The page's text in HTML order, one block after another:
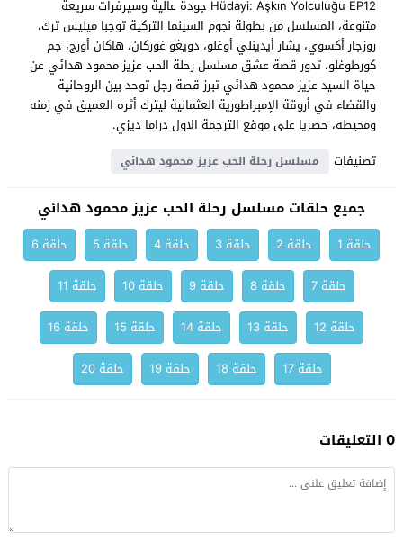
Hüdayi: Aşkın Yolculuğu EP12 جودة عالية وسيرفرات سريعة
متنوعة، المسلسل من بطولة نجوم السينما التركية توجبا ميليس ترك،
روزجار أكسوي، يشار أيدينلي أوغلو، دويغو غوركان، هاكان أورج، جم
كورطوغلو، تدور قصة عشق مسلسل رحلة الحب عزيز محمود هدائي عن
حياة السيد عزيز محمود هدائي تبرز قصة رجل توحد بين الروحانية
والقضاء في أروقة الإمبراطورية العثمانية ليترك أثره العميق في زمنه
ومحيطه، حصريا على موقع الترجمة الاول دراما ديزي.
تصنيفات
مسلسل رحلة الحب عزيز محمود هدائي
جميع حلقات مسلسل رحلة الحب عزيز محمود هدائي
حلقة 1 حلقة 2 حلقة 3 حلقة 4 حلقة 5
حلقة 6
حلقة 7
حلقة 8 حلقة 9 حلقة 10
حلقة 11
حلقة 12
حلقة 13 حلقة 14 حلقة 15
حلقة 16
حلقة 17
حلقة 18 حلقة 19 حلقة 20
0 التعليقات